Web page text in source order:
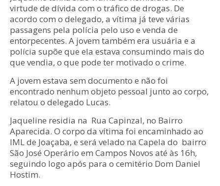
virtude de dívida com o tráfico de drogas. De
acordo com o delegado, a vítima já teve várias
passagens pela polícia pelo uso e venda de
entorpecentes. A jovem também era usuária e a
polícia supõe que ela estava consumindo mais do
que vendia, o que pode ter motivado o crime.
A jovem estava sem documento e não foi
encontrado nenhum objeto pessoal junto ao corpo,
relatou o delegado Lucas.
Jaqueline residia na Rua Capinzal, no Bairro
Aparecida. O corpo da vítima foi encaminhado ao
IML de Joaçaba, e será velado na Capela do bairro
São José Operário em Campos Novos até às 16h,
seguindo logo após para o cemitério Dom Daniel
Hostim.